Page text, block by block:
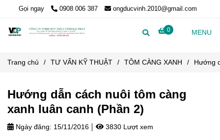
Gọi ngay 0908 006 387 ongducvinh.2010@gmail.com
0 MENU
Trang chủ / TƯ VẤN KỸ THUẬT / TÔM CÀNG XANH / Hướng
Hướng dẫn cách nuôi tôm càng
xanh luân canh (Phần 2)
Ngày đăng: 15/11/2016 3830 Lượt xem